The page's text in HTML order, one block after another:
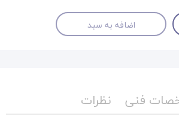
اضافه به سبد
فنی نظرات